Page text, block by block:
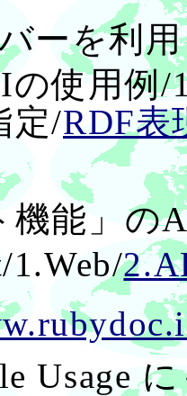
ーを利
の使用例
定/RDF表
機能」の
1.Web/
Usage